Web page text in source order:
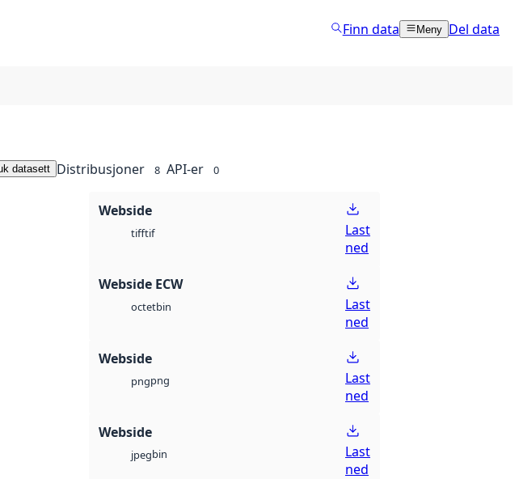
Finn data Meny Del data
datasett Distribusjoner 8 API-er 0
Webside
tifftif
Last
ned
Webside ECW
octetbin
Last
ned
Webside
pngpng
Last
ned
Webside
jpegbin
Last
ned